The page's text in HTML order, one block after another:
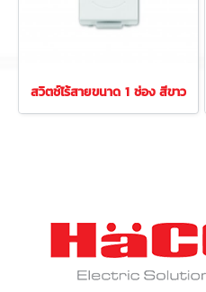
สวิตช์ไร้สายขนาด 1 ช่อง สีขาว